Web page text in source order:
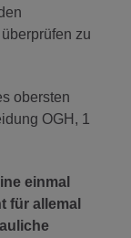
zu
obersten
OGH, 1
einmal
für allemal